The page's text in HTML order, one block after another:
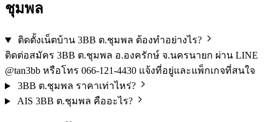
ชุมพล
ติดตั้งเน็ตบ้าน 3BB ต.ชุมพล ต้องทำอย่างไร?
ติดต่อสมัคร 3BB ต.ชุมพล อ.องครักษ์ จ.นครนายก ผ่าน LINE
@tan3bb หรือโทร 066-121-4430 แจ้งที่อยู่และแพ็กเกจที่สนใจ
3BB ต.ชุมพล ราคาเท่าไหร่?
AIS 3BB ต.ชุมพล คืออะไร?